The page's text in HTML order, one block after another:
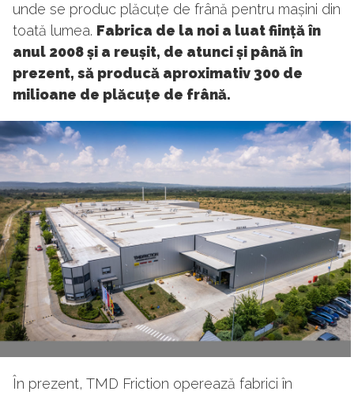
unde se produc plăcuțe de frână pentru mașini din
toată lumea. Fabrica de la noi a luat ființă în
anul 2008 și a reușit, de atunci și până în
prezent, să producă aproximativ 300 de
milioane de plăcuțe de frână.
În prezent, TMD Friction operează fabrici în